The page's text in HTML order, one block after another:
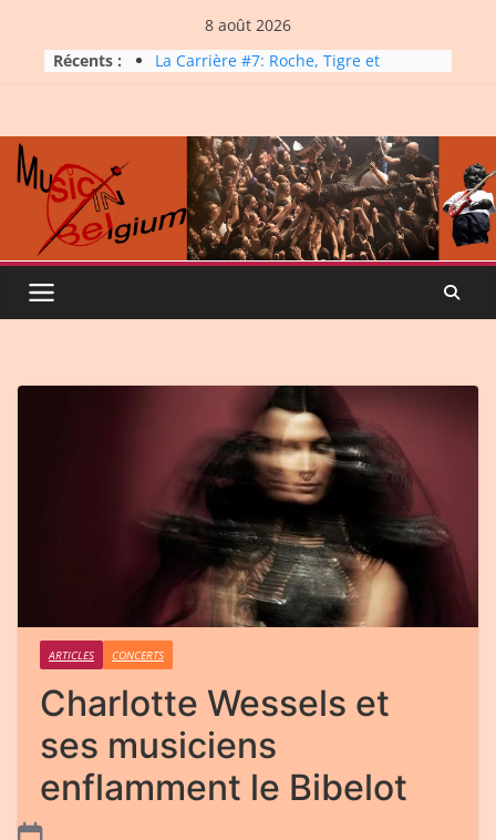
content
8 août 2026
Récents :
La Carrière #7: Roche, Tigre et
Micro Festival #16, maxi line-
Dynatop3 – 26 juillet 2026
ARTICLES CONCERTS
Charlotte Wessels et
ses musiciens
enflamment le Bibelot